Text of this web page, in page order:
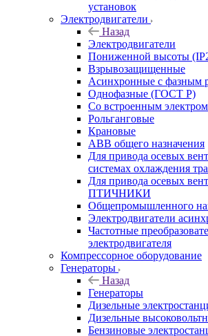
установок
Электродвигатели
Назад
Электродвигатели
Пониженной высоты
Взрывозащищенные
Асинхронные с фазным
Однофазные (ГОСТ Р)
Со встроенным
Рольганговые
Крановые
АВВ общего назначения
Для привода осевых
системах охлаждения
Для привода осевых
ПТИЧНИКИ
Общепромышленного
Электродвигатели
Частотные
электродвигателя
Компрессорное оборудование
Генераторы
Назад
Генераторы
Дизельные
Дизельные
Бензиновые